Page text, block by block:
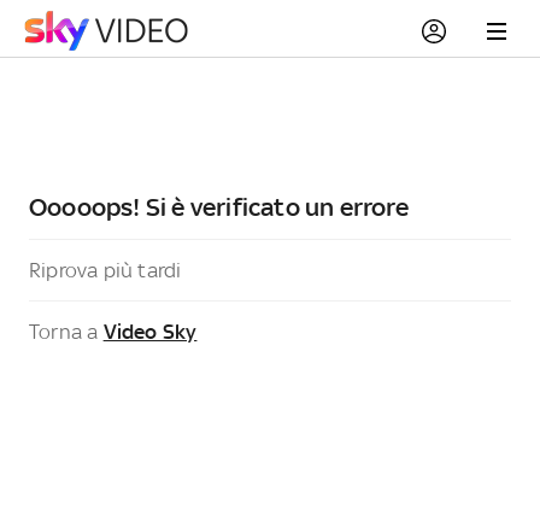
Ooooops! Si è verificato un errore
Riprova più tardi
Torna a Video Sky